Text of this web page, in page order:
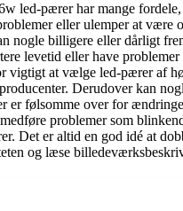
led-pærer har mange
eller ulemper at være
nogle billigere eller dårligt
levetid eller have
vigtigt at vælge led-pærer af
Derudover kan
er følsomme over for
problemer som
Det er altid en god idé at
og læse